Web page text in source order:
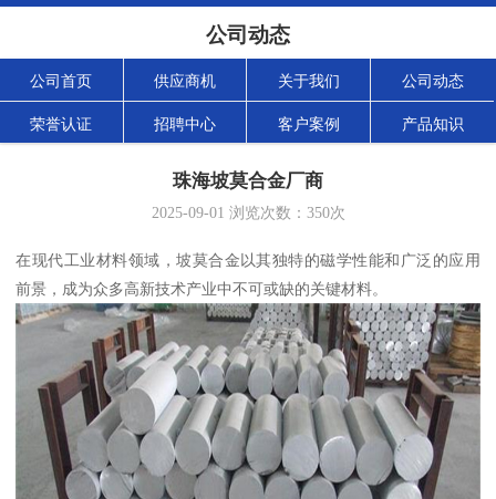
公司动态
公司首页 供应商机 关于我们 公司动态
荣誉认证 招聘中心 客户案例 产品知识
珠海坡莫合金厂商
2025-09-01 浏览次数： 350次
在现代工业材料领域，坡莫合金以其独特的磁学性能和广泛的应用
前景，成为众多高新技术产业中不可或缺的关键材料。